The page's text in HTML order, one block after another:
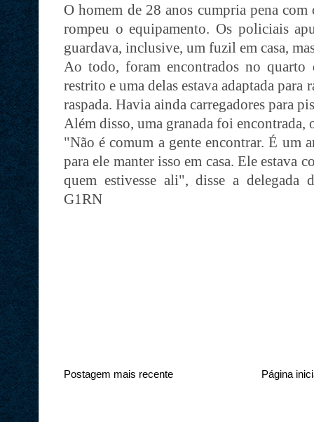
O homem de 28 anos cumpria pena
rompeu o equipamento. Os policiais
guardava, inclusive, um fuzil em casa,
Ao todo, foram encontrados no
restrito e uma delas estava adaptada para
raspada. Havia ainda carregadores para
Além disso, uma granada foi encontrada,
"Não é comum a gente encontrar. É um
para ele manter isso em casa. Ele estava
quem estivesse ali", disse a delegada
G1RN
Postagem mais recente Página